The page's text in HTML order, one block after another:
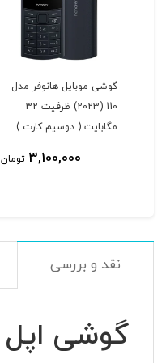
گوشی موبایل هانوفر مدل
110 (2023) ظرفیت 32
مگابایت ( دوسیم کارت )
3,100,000 تومان
نقد و بررسی